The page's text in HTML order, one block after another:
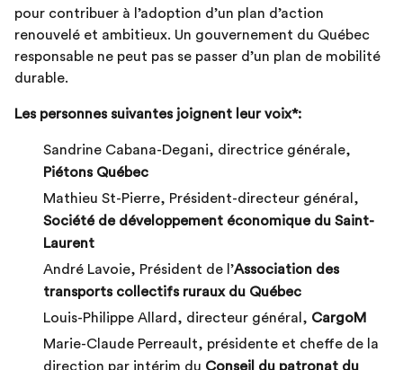
pour contribuer à l’adoption d’un plan d’action
renouvelé et ambitieux. Un gouvernement du Québec
responsable ne peut pas se passer d’un plan de mobilité
durable.
Les personnes suivantes joignent leur voix*:
Sandrine Cabana-Degani, directrice générale,
Piétons Québec
Mathieu St-Pierre, Président-directeur général,
Société de développement économique du Saint-
Laurent
André Lavoie, Président de l’Association des
transports collectifs ruraux du Québec
Louis-Philippe Allard, directeur général, CargoM
Marie-Claude Perreault, présidente et cheffe de la
direction par intérim du Conseil du patronat du